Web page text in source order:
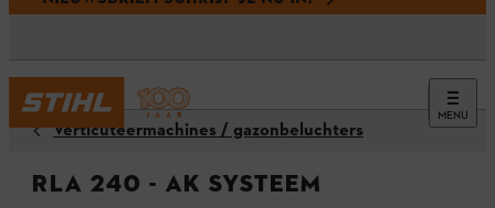
MENU
Verticuteermachines / gazonbeluchters
RLA 240 - AK systeem